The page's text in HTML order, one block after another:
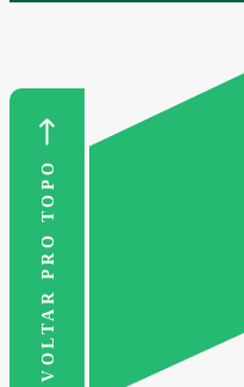
VOLTAR PRO TOPO